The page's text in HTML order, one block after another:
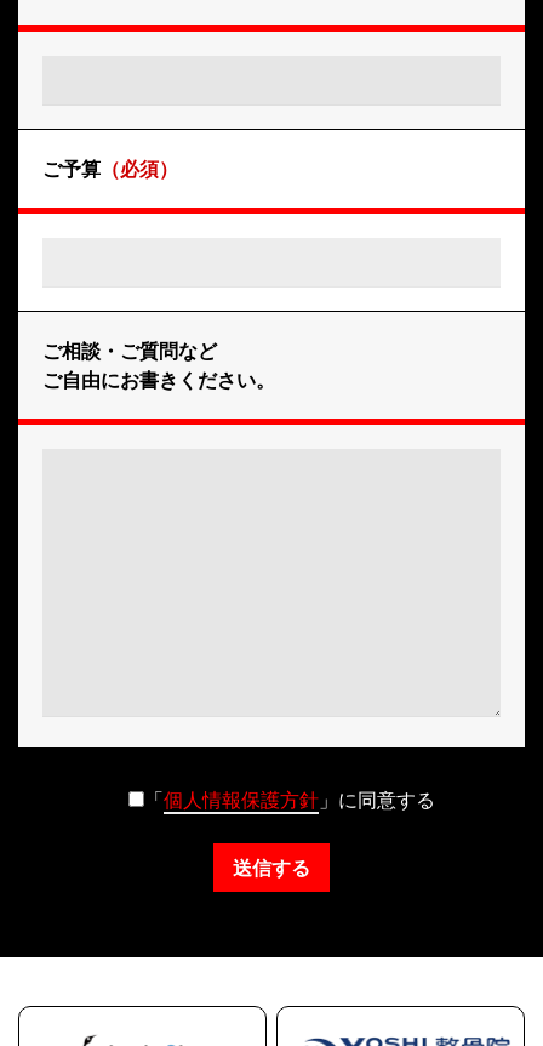
ご予算 （必須）
ご相談・ご質問など
ご自由にお書きください。
「個人情報保護方針」に同意する